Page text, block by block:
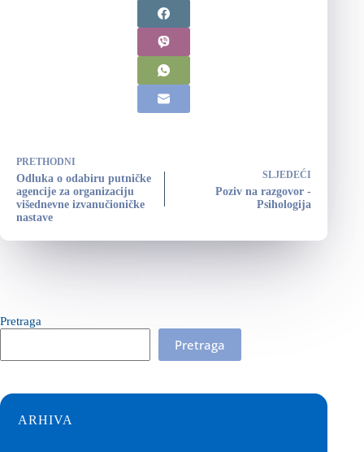
PRETHODNI
Odluka o odabiru putničke
agencije za organizaciju
višednevne izvanučioničke
nastave
SLJEDEĆI
Poziv na razgovor -
Psihologija
Pretraga
Pretraga
ARHIVA